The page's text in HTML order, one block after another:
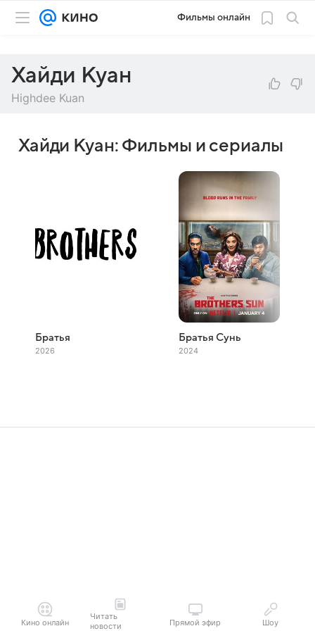
Фильмы онлайн
Хайди Куан
Highdee Kuan
Хайди Куан: Фильмы и сериалы
Братья
2026
Братья Сунь
2024
Кино онлайн
Читать
новости
Прямой эфир Шоу